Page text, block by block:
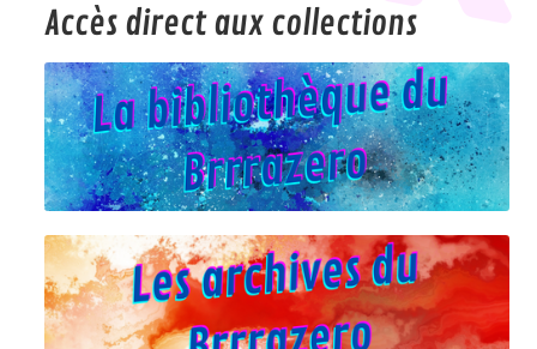
Accès direct aux collections